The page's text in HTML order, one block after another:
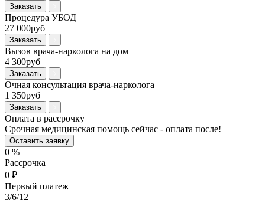
Заказать
Процедура УБОД
27 000руб
Заказать
Вызов врача-нарколога на дом
4 300руб
Заказать
Очная консультация врача-нарколога
1 350руб
Заказать
Оплата в рассрочку
Срочная медицинская помощь сейчас - оплата после!
Оставить заявку
0 %
Рассрочка
0 ₽
Первый платеж
3/6/12